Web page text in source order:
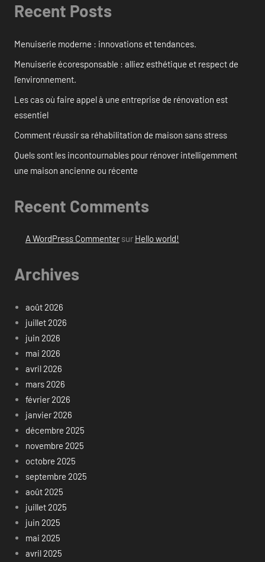
Recent Posts
Menuiserie moderne : innovations et tendances.
Menuiserie écoresponsable : alliez esthétique et respect de
l’environnement.
Les cas où faire appel à une entreprise de rénovation est
essentiel
Comment réussir sa réhabilitation de maison sans stress
Quels sont les incontournables pour rénover intelligemment
une maison ancienne ou récente
Recent Comments
A WordPress Commentersur Hello world!
Archives
août 2026
juillet 2026
juin 2026
mai 2026
avril 2026
mars 2026
février 2026
janvier 2026
décembre 2025
novembre 2025
octobre 2025
septembre 2025
août 2025
juillet 2025
juin 2025
mai 2025
avril 2025